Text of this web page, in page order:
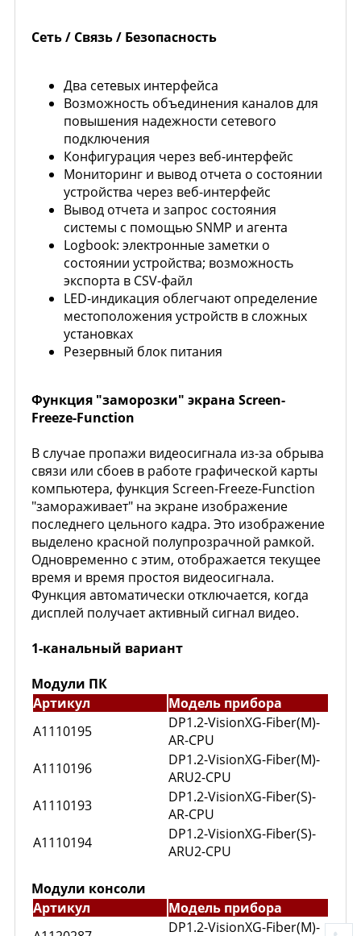
Сеть / Связь / Безопасность
Два сетевых интерфейса
Возможность объединения каналов для
повышения надежности сетевого
подключения
Конфигурация через веб-интерфейс
Мониторинг и вывод отчета о состоянии
устройства через веб-интерфейс
Вывод отчета и запрос состояния
системы с помощью SNMP и агента
Logbook: электронные заметки о
состоянии устройства; возможность
экспорта в CSV-файл
LED-индикация облегчают определение
местоположения устройств в сложных
установках
Резервный блок питания
Функция "заморозки" экрана Screen-
Freeze-Function
В случае пропажи видеосигнала из-за обрыва
связи или сбоев в работе графической карты
компьютера, функция Screen-Freeze-Function
"замораживает" на экране изображение
последнего цельного кадра. Это изображение
выделено красной полупрозрачной рамкой.
Одновременно с этим, отображается текущее
время и время простоя видеосигнала.
Функция автоматически отключается, когда
дисплей получает активный сигнал видео.
1-канальный вариант
Модули ПК
Артикул
Модель прибора
A1110195
DP1.2-VisionXG-Fiber(M)-
AR-CPU
A1110196
DP1.2-VisionXG-Fiber(M)-
ARU2-CPU
A1110193
DP1.2-VisionXG-Fiber(S)-
AR-CPU
A1110194
DP1.2-VisionXG-Fiber(S)-
ARU2-CPU
Модули консоли
Артикул
Модель прибора
DP1.2-VisionXG-Fiber(M)-